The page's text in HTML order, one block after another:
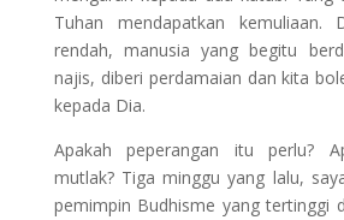
Tuhan mendapatkan kemuliaan.
rendah, manusia yang begitu
najis, diberi perdamaian dan kita
kepada Dia.
Apakah peperangan itu perlu?
mutlak? Tiga minggu yang lalu,
pemimpin Budhisme yang tertinggi